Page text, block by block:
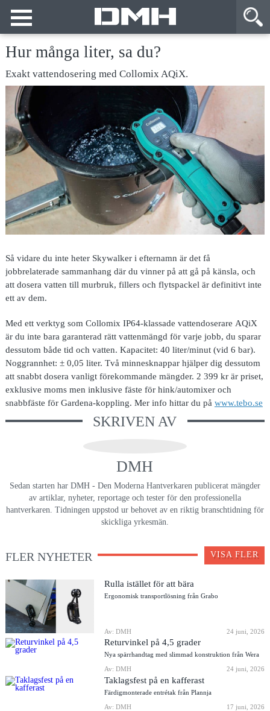
Hur många liter, sa du?
Exakt vattendosering med Collomix AQiX.
Så vidare du inte heter Skywalker i efternamn är det få
jobbrelaterade sammanhang där du vinner på att gå på känsla, och
att dosera vatten till murbruk, fillers och flytspackel är definitivt inte
ett av dem.
Med ett verktyg som Collomix IP64-klassade vattendoserare AQiX
är du inte bara garanterad rätt vattenmängd för varje jobb, du sparar
dessutom både tid och vatten. Kapacitet: 40 liter/minut (vid 6 bar).
Noggrannhet: ± 0,05 liter. Två minnesknappar hjälper dig dessutom
att snabbt dosera vanligt förekommande mängder. 2 399 kr är priset,
exklusive moms men inklusive fäste för hink/automixer och
snabbfäste för Gardena-koppling. Mer info hittar du på www.tebo.se
SKRIVEN AV
DMH
Sedan starten har DMH - Den Moderna Hantverkaren publicerat mängder
av artiklar, nyheter, reportage och tester för den professionella
hantverkaren. Tidningen uppstod ur behovet av en riktig branschtidning för
skickliga yrkesmän.
FLER NYHETER VISA FLER
Rulla istället för att bära
Ergonomisk transportlösning från Grabo
Av: DMH 24 juni, 2026
Returvinkel på 4,5 grader
Nya spärrhandtag med slimmad konstruktion från Wera
Av: DMH
24 juni, 2026
Taklagsfest på en kafferast
Färdigmonterade entrétak från Plannja
Av: DMH
17 juni, 2026